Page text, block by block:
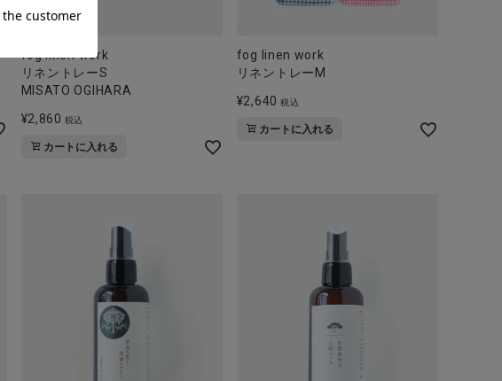
fog linen work
リネントレーS
MISATO OGIHARA
¥2,860 税込
カートに入れる
fog linen work
リネントレーM
¥2,640 税込
カートに入れる